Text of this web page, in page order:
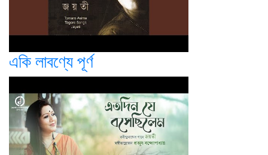
একি লাবণ্যে পূর্ণ